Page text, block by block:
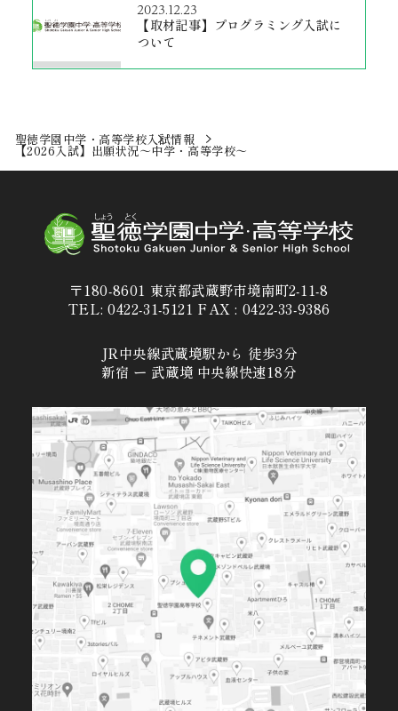
2023.12.23
【取材記事】プログラミング入試に
ついて
聖徳学園中学・高等学校入試情報
【2026入試】出願状況～中学・高等学校～
〒180-8601 東京都武蔵野市境南町2-11-8
TEL: 0422-31-5121 FAX : 0422-33-9386
JR中央線武蔵境駅から 徒歩3分
新宿 ー 武蔵境 中央線快速18分